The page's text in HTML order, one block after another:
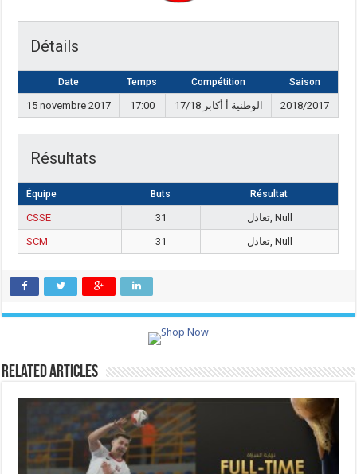
Détails
Date Temps Compétition Saison
15 novembre 2017 17:00 الوطنية أ أكابر 17/18 2018/2017
Résultats
Équipe Buts Résultat
CSSE 31
تعادل, Null
SCM
31 تعادل, Null
Related Articles